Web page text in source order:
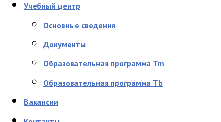
Учебный центр
Основные сведения
Документы
Образовательная программа Tm
Образовательная программа Tb
Вакансии